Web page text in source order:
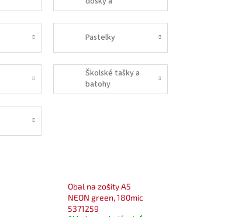
podložky
Pastelky
Školské tašky a
batohy
Obal na zošity A5
NEON green, 180mic
5371259